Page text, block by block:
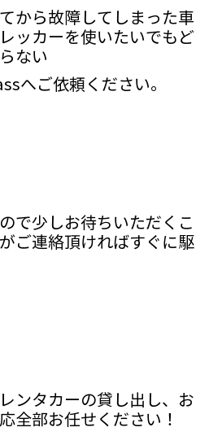
から故障してしまった車
ッカーを使いたいでもど
ない
へご依頼ください。
で少しお待ちいただくこ
ご連絡頂ければすぐに駆
ンタカーの貸し出し、お
全部お任せください！